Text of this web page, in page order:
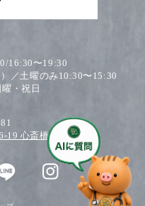
16:30〜19:30
／土曜のみ10:30〜15:30
・祝日
19 心斎橋ワダビル2F